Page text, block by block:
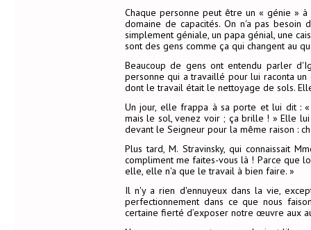
Chaque personne peut être un « génie »
domaine de capacités. On n'a pas
simplement géniale, un papa génial, une
sont des gens comme ça qui changent au
Beaucoup de gens ont entendu parler
personne qui a travaillé pour lui raconta
dont le travail était le nettoyage de sols.
Un jour, elle frappa à sa porte et lui dit :
mais le sol, venez voir ; ça brille ! » Elle lui
devant le Seigneur pour la même raison :
Plus tard, M. Stravinsky, qui connaissait
compliment me faites-vous là ! Parce que
elle, elle n'a que le travail à bien faire. »
Il n'y a rien d'ennuyeux dans la vie,
perfectionnement dans ce que nous
certaine fierté d’exposer notre œuvre aux